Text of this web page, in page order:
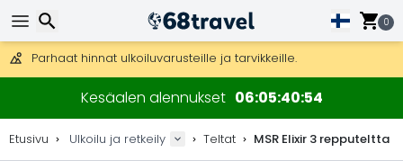
0
Mahdollisuus lähettää DHL Express -lähetyksenä (toimitus 24
30 päivää palautukseen, 90 päivää puukarttoihin ja koristeisiin.
Parhaat hinnat ulkoiluvarusteille ja tarvikkeille.
Kesäalen alennukset 06054054
Etusivu Ulkoilu ja retkeily Teltat MSR Elixir 3 repputeltta